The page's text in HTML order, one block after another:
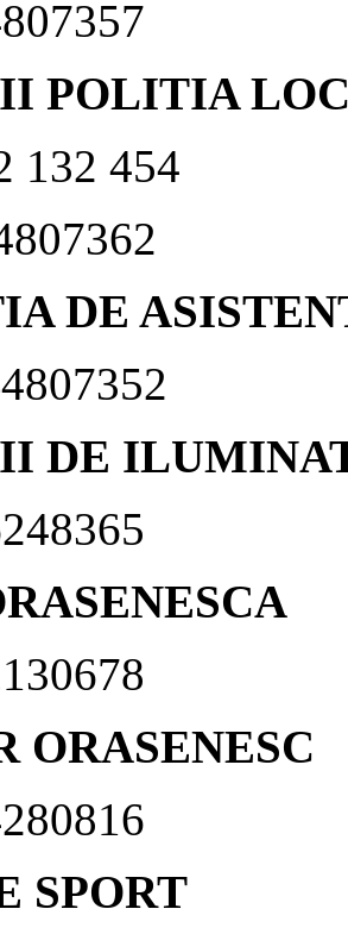
POLITIA
132 454
DE
DE
ORASENESC
SPORT